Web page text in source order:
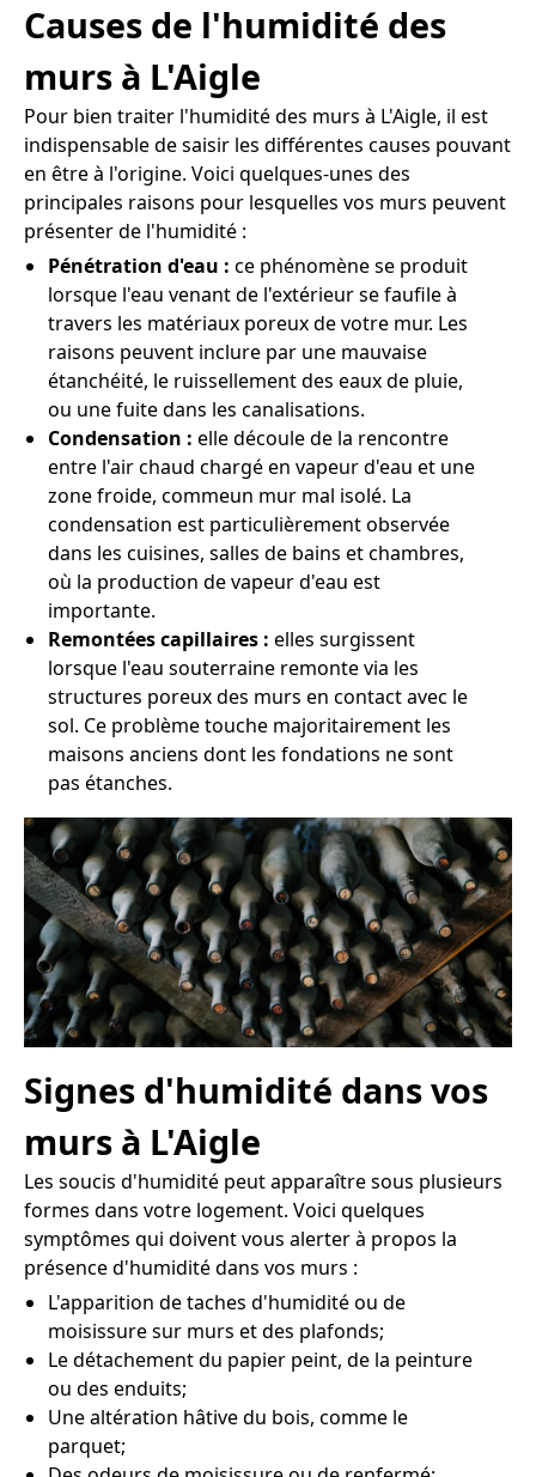
Causes de l'humidité des
murs à L'Aigle
Pour bien traiter l'humidité des murs à L'Aigle, il est
indispensable de saisir les différentes causes pouvant
en être à l'origine. Voici quelques-unes des
principales raisons pour lesquelles vos murs peuvent
présenter de l'humidité :
Pénétration d'eau : ce phénomène se produit
lorsque l'eau venant de l'extérieur se faufile à
travers les matériaux poreux de votre mur. Les
raisons peuvent inclure par une mauvaise
étanchéité, le ruissellement des eaux de pluie,
ou une fuite dans les canalisations.
Condensation : elle découle de la rencontre
entre l'air chaud chargé en vapeur d'eau et une
zone froide, commeun mur mal isolé. La
condensation est particulièrement observée
dans les cuisines, salles de bains et chambres,
où la production de vapeur d'eau est
importante.
Remontées capillaires : elles surgissent
lorsque l'eau souterraine remonte via les
structures poreux des murs en contact avec le
sol. Ce problème touche majoritairement les
maisons anciens dont les fondations ne sont
pas étanches.
Signes d'humidité dans vos
murs à L'Aigle
Les soucis d'humidité peut apparaître sous plusieurs
formes dans votre logement. Voici quelques
symptômes qui doivent vous alerter à propos la
présence d'humidité dans vos murs :
L'apparition de taches d'humidité ou de
moisissure sur murs et des plafonds;
Le détachement du papier peint, de la peinture
ou des enduits;
Une altération hâtive du bois, comme le
parquet;